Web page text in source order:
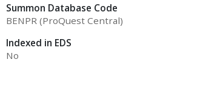
Summon Database Code
BENPR (ProQuest Central)
Indexed in EDS
No